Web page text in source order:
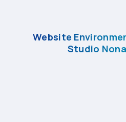
Website
Studio